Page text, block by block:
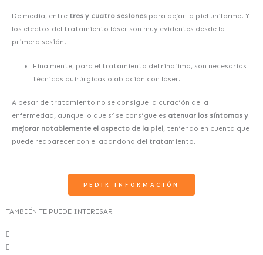
De media, entre tres y cuatro sesiones para dejar la piel uniforme. Y
los efectos del tratamiento láser son muy evidentes desde la
primera sesión.
Finalmente, para el tratamiento del rinofima, son necesarias
técnicas quirúrgicas o ablación con láser.
A pesar de tratamiento no se consigue la curación de la
enfermedad, aunque lo que sí se consigue es atenuar los síntomas y
mejorar notablemente el aspecto de la piel, teniendo en cuenta que
puede reaparecer con el abandono del tratamiento.
PEDIR INFORMACIÓN
TAMBIÉN TE PUEDE INTERESAR